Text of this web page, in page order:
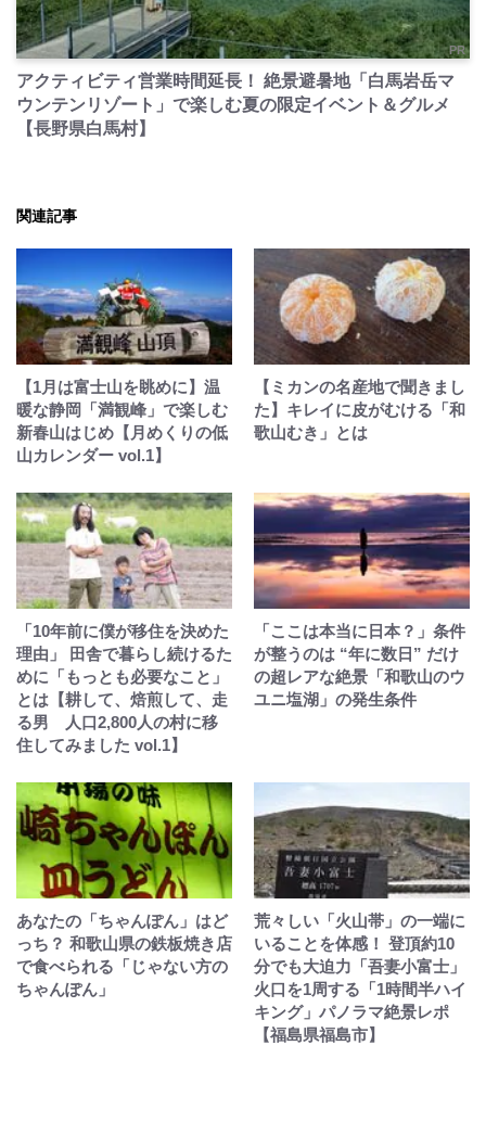
PR
アクティビティ営業時間延長！ 絶景避暑地「白馬岩岳マ
ウンテンリゾート」で楽しむ夏の限定イベント＆グルメ
【長野県白馬村】
関連記事
【1月は富士山を眺めに】温
暖な静岡「満観峰」で楽しむ
新春山はじめ【月めくりの低
山カレンダー vol.1】
【ミカンの名産地で聞きまし
た】キレイに皮がむける「和
歌山むき」とは
「10年前に僕が移住を決めた
理由」 田舎で暮らし続けるた
めに「もっとも必要なこと」
とは【耕して、焙煎して、走
る男 人口2,800人の村に移
住してみました vol.1】
「ここは本当に日本？」条件
が整うのは “年に数日” だけ
の超レアな絶景「和歌山のウ
ユニ塩湖」の発生条件
あなたの「ちゃんぽん」はど
っち？ 和歌山県の鉄板焼き店
で食べられる「じゃない方の
ちゃんぽん」
荒々しい「火山帯」の一端に
いることを体感！ 登頂約10
分でも大迫力「吾妻小富士」
火口を1周する「1時間半ハイ
キング」パノラマ絶景レポ
【福島県福島市】